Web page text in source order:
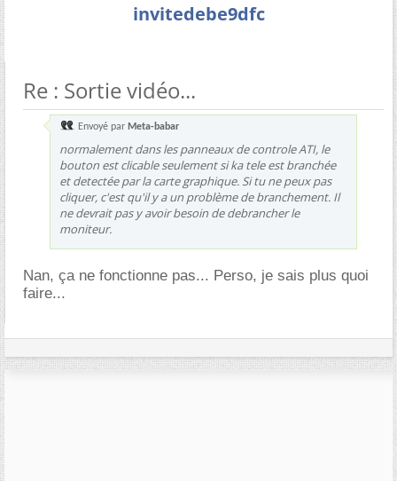
invitedebe9dfc
Re : Sortie vidéo...
Envoyé par Meta-babar
normalement dans les panneaux de controle ATI, le
bouton est clicable seulement si ka tele est branchée
et detectée par la carte graphique. Si tu ne peux pas
cliquer, c'est qu'il y a un problème de branchement. Il
ne devrait pas y avoir besoin de debrancher le
moniteur.
Nan, ça ne fonctionne pas... Perso, je sais plus quoi
faire...